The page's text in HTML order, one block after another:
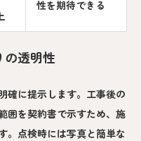
性を期待できる
の透明性
確に提示します。工事後の
囲を契約書で示すため、施
。点検時には写真と簡単な